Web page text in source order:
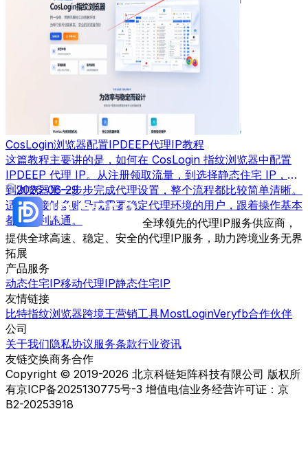
CosLogin浏览器配置IPDEEP代理IP教程
这篇教程主要讲的是，如何在 CosLogin 指纹浏览器中配置
IPDEEP 代理 IP。从注册领取流量，到选择静态住宅 IP，再
到浏览器里一步步完成代理设置，整个流程都比较简单清晰。
适合刚接触多账号或需要稳定代理环境的用户，跟着操作基本
都能顺利跑通。
2026-06-29
全球领先的代理IP服务供应商，
提供全球高速、稳定、安全的代理IP服务，助力跨境业务无界
拓展
产品服务
动态住宅IP移动代理IP静态住宅IP
友情链接
比特指纹浏览器跨境王营销工具MostLoginVeryfb合作伙伴
公司
关于我们隐私协议服务条款行业资讯
友链交换商务合作
Copyright © 2019-2026 北京科链矩阵科技有限公司 版权所
有京ICP备2025130775号-3 增值电信业务经营许可证：京
B2-20253918